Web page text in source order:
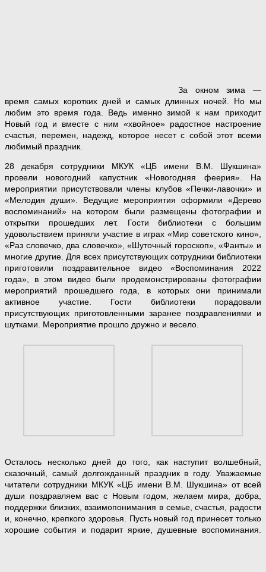
За окном зима —
время самых коротких дней и самых длинных ночей. Но мы
любим это время года. Ведь именно зимой к нам приходит
Новый год и вместе с ним «хвойное» радостное настроение
счастья, перемен, надежд, которое несет с собой этот всеми
любимый праздник.
28 декабря сотрудники МКУК «ЦБ имени В.М. Шукшина»
провели новогодний капустник «Новогодняя феерия». На
мероприятии присутствовали члены клубов «Печки-лавочки» и
«Мелодия души». Ведущие мероприятия оформили «Дерево
воспоминаний» на котором были размещены фотографии и
открытки прошедших лет. Гости библиотеки с большим
удовольствием приняли участие в играх «Мир советского кино»,
«Раз словечко, два словечко», «Шуточный гороскоп», «Фанты» и
многие другие. Для всех присутствующих сотрудники библиотеки
приготовили поздравительное видео «Воспоминания 2022
года», в этом видео были продемонстрированы фотографии
мероприятий прошедшего года, в которых они принимали
активное участие. Гости библиотеки порадовали
присутствующих приготовленными заранее поздравлениями и
шутками. Мероприятие прошло дружно и весело.
Осталось несколько дней до того, как наступит волшебный,
сказочный, самый долгожданный праздник в году. Уважаемые
читатели сотрудники МКУК «ЦБ имени В.М. Шукшина» от всей
души поздравляем вас с Новым годом, желаем мира, добра,
поддержки близких, взаимопонимания в семье, счастья, радости
и, конечно, крепкого здоровья. Пусть новый год принесет только
хорошие события и подарит яркие, душевные воспоминания.